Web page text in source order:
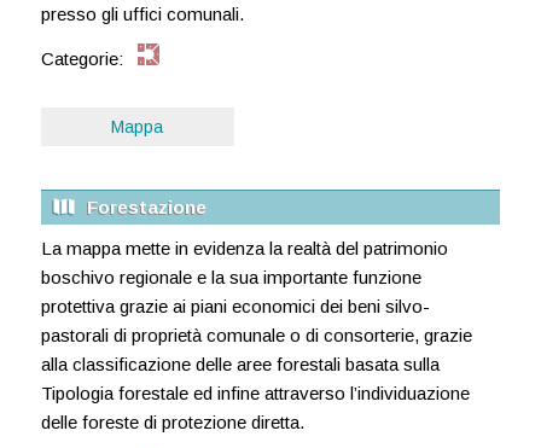
presso gli uffici comunali.
Categorie:
Mappa
Forestazione
La mappa mette in evidenza la realtà del patrimonio
boschivo regionale e la sua importante funzione
protettiva grazie ai piani economici dei beni silvo-
pastorali di proprietà comunale o di consorterie, grazie
alla classificazione delle aree forestali basata sulla
Tipologia forestale ed infine attraverso l’individuazione
delle foreste di protezione diretta.